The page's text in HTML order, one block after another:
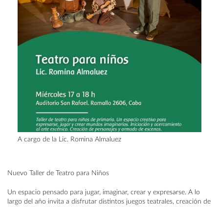
A cargo de la Lic. Romina Almaluez
Nuevo Taller de Teatro para Niños
Un espacio pensado para jugar, imaginar, crear y expresarse. A lo
largo del año invita a disfrutar distintos juegos teatrales, creación de